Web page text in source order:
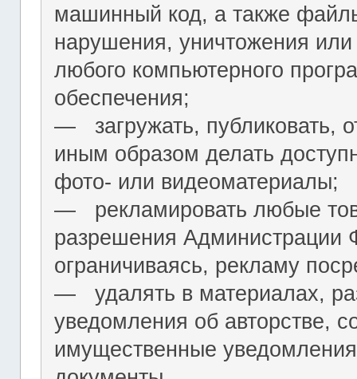
машинный код, а также
нарушения, уничтожения
любого компьютерного
обеспечения;
― загружать, публиковать,
иным образом делать
фото- или видеоматериалы;
― рекламировать любые
разрешения Администрации
ограничиваясь, рекламу
― удалять в материалах,
уведомления об авторстве,
имущественные